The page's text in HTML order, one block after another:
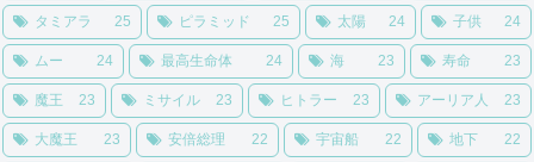
タミアラ 25 ピラミッド 25 太陽 24 子供 24
ムー 24 最高生命体 24 海 23 寿命 23
魔王 23 ミサイル 23 ヒトラー 23 アーリア人 23
大魔王 23 安倍総理 22 宇宙船 22 地下 22